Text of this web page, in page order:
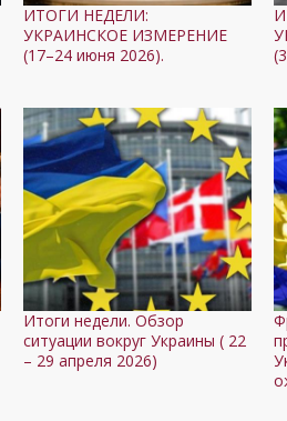
ИТОГИ НЕДЕЛИ:
УКРАИНСКОЕ ИЗМЕРЕНИЕ
(17–24 июня 2026).
Итоги недели. Обзор
ситуации вокруг Украины ( 22
– 29 апреля 2026)